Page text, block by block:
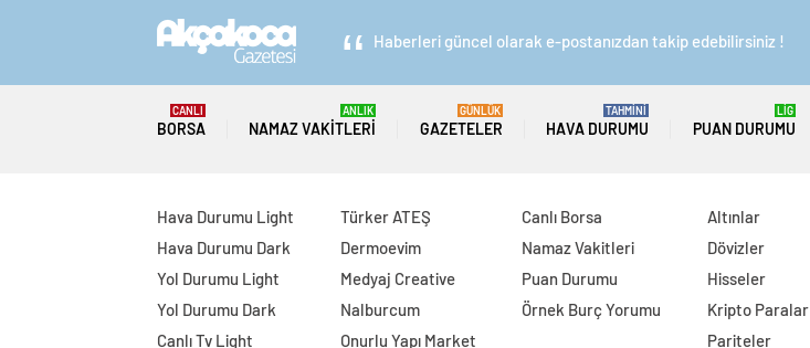
Haberleri güncel olarak e-postanızdan takip edebilirsiniz !
BORSA
CANLI
NAMAZ VAKITLERI
ANLIK
GAZETELER
GÜNLÜK
HAVA DURUMU
TAHMİNİ
PUAN DURUMU
LİG
Hava Durumu Light
Hava Durumu Dark
Yol Durumu Light
Yol Durumu Dark
Canlı Tv Light
Türker ATEŞ
Dermoevim
Medyaj Creative
Nalburcum
Onurlu Yapı Market
Canlı Borsa
Namaz Vakitleri
Puan Durumu
Örnek Burç Yorumu
Altınlar
Dövizler
Hisseler
Kripto Paralar
Pariteler